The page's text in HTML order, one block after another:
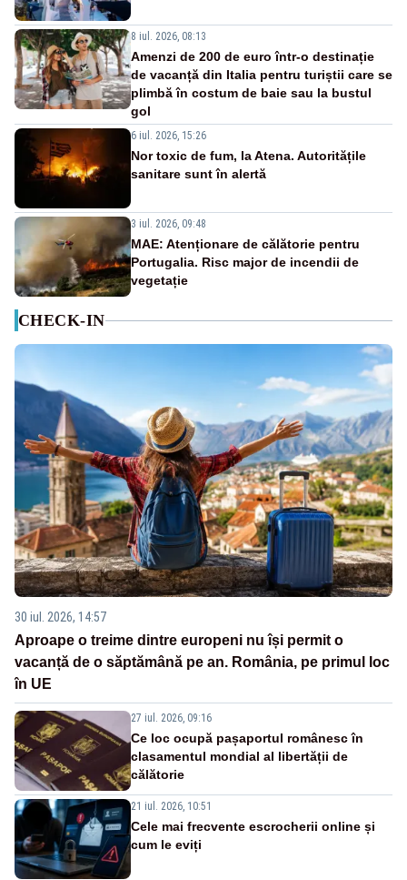
8 iul. 2026, 08:13
Amenzi de 200 de euro într-o destinație
de vacanță din Italia pentru turiștii care se
plimbă în costum de baie sau la bustul
gol
6 iul. 2026, 15:26
Nor toxic de fum, la Atena. Autoritățile
sanitare sunt în alertă
3 iul. 2026, 09:48
MAE: Atenționare de călătorie pentru
Portugalia. Risc major de incendii de
vegetație
CHECK-IN
30 iul. 2026, 14:57
Aproape o treime dintre europeni nu își permit o
vacanță de o săptămână pe an. România, pe primul loc
în UE
27 iul. 2026, 09:16
Ce loc ocupă pașaportul românesc în
clasamentul mondial al libertății de
călătorie
21 iul. 2026, 10:51
Cele mai frecvente escrocherii online și
cum le eviți